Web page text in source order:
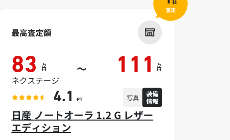
日産 ノートオーラ 1.2 G レザー
エディション
最高査定額
83 万
円 ～ 111 万
円
ネクステージ
4.1 PT 写真
装備
情報
社
査定